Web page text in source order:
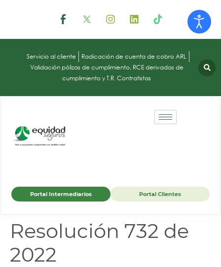
Servicio al cliente
Radicación de cuenta de cobro ARL
Validación pólizas de cumplimiento, RCE derivadas de
cumplimiento y T.R. Contratistas
Portal Intermediarios Portal Clientes
Resolución 732 de
2022